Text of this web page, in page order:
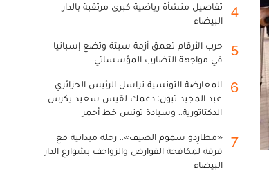
4
تفاصيل منشأة رياضية كبرى مرتقبة بالدار
البيضاء
5
حرب الأرقام تعمق أزمة سبتة وتضع إسبانيا
في مواجهة التضارب المؤسساتي
6
المعارضة التونسية تراسل الرئيس الجزائري
عبد المجيد تبون: دعمك لقيس سعيد يكرس
الدكتاتورية.. وسيادة تونس خط أحمر
7
«مطارِدو سموم الصيف».. رحلة ميدانية مع
فرقة لمكافحة القوارض والزواحف بشوارع الدار
البيضاء